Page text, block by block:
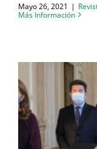
Mayo 26, 2021 |
Más Información